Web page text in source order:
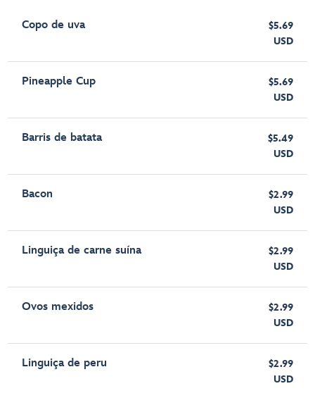
Copo de uva
$5.69
USD
Pineapple Cup
$5.69
USD
Barris de batata
$5.49
USD
Bacon
$2.99
USD
Linguiça de carne suína
$2.99
USD
Ovos mexidos
$2.99
USD
Linguiça de peru
$2.99
USD